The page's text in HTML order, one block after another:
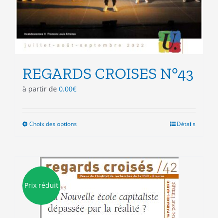
REGARDS CROISES N°43
à partir de 0.00€
Choix des optionsCe
plusieurs
variations.
Les
peuvent
être
Détails
Prix réduit